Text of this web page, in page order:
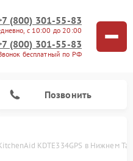
(800) 301-55-83
с 10:00 до 20:00
(800) 301-55-83
бесплатный по РФ
Позвонить
KDTE334GPS в Нижнем